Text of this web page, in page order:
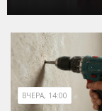
ВЧЕРА, 14:00